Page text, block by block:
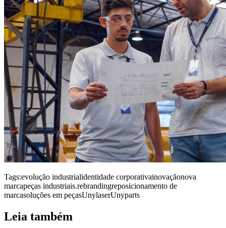
Tags:evolução industrialidentidade corporativainovaçãonova
marcapeças industriais.rebrandingreposicionamento de
marcasoluções em peçasUnylaserUnyparts
Leia também